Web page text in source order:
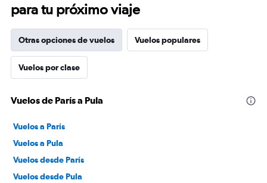
para tu próximo viaje
Otras opciones de vuelos Vuelos populares
Vuelos por clase
Vuelos de París a Pula
Vuelos a París
Vuelos a Pula
Vuelos desde París
Vuelos desde Pula